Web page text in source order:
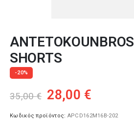
ANTETOKOUNBROS
SHORTS
-20%
35,00€ Original
was:
28,00 €
τιμή
Κωδικός προϊόντος: APCD162M16B-202